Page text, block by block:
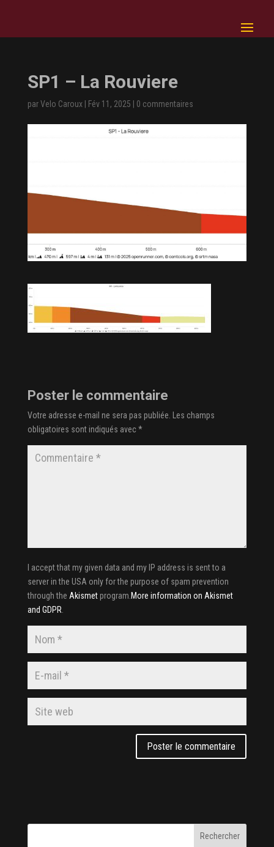
SP1 – La Rouviere
parVelo Caroux| Fév 11, 2025 0 commentaires
Poster le commentaire
Votre adresse e-mail ne sera pas publiée.
Les champs
obligatoires sont indiqués avec*
I accept that my given data and my IP address is sent to a
server in the USA only for the purpose of spam prevention
through the Akismetprogram. More information on Akismet
and GDPR